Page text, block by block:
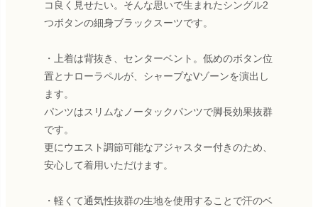
コ良く見せたい。そんな思いで生まれたシングル2
つボタンの細身ブラックスーツです。
・上着は背抜き、センターベント。低めのボタン位
置とナローラペルが、シャープなVゾーンを演出し
ます。
パンツはスリムなノータックパンツで脚長効果抜群
です。
更にウエスト調節可能なアジャスター付きのため、
安心して着用いただけます。
・軽くて通気性抜群の生地を使用することで汗のベ